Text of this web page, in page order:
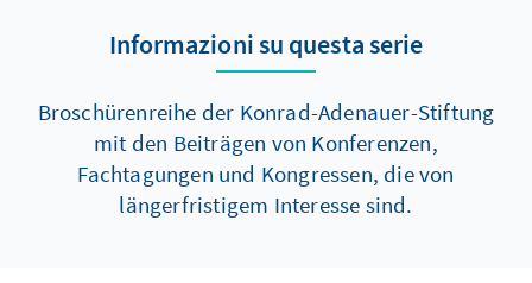
Informazioni su questa serie
Broschürenreihe der Konrad-Adenauer-Stiftung
mit den Beiträgen von Konferenzen,
Fachtagungen und Kongressen, die von
längerfristigem Interesse sind.